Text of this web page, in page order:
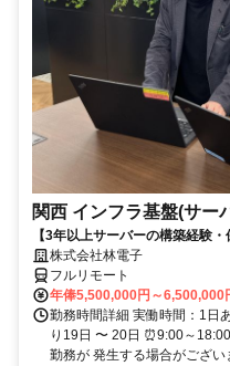
関西 インフラ基盤(サー
【3年以上サーバーの構築経験
株式会社林電子
フルリモート
年俸5,500,000円～6,500,000
勤務時間詳細 実働時間：1日
り19日 〜 20日 ⏰9:00～
勤務が 発生する場合がござい